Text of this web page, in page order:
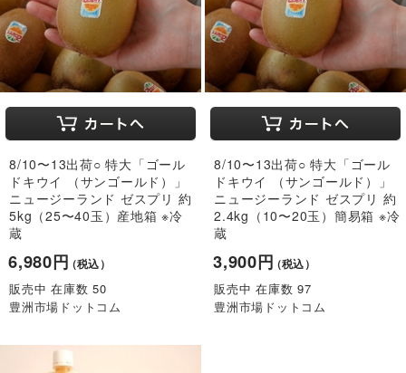
8/10〜13出荷○ 特大「ゴール
ドキウイ （サンゴールド）」
ニュージーランド ゼスプリ 約
5kg（25〜40玉）産地箱 ※冷
蔵
6,980円（税込）
販売中 在庫数 50
豊洲市場ドットコム
8/10〜13出荷○ 特大「ゴール
ドキウイ （サンゴールド）」
ニュージーランド ゼスプリ 約
2.4kg（10〜20玉）簡易箱 ※冷
蔵
3,900円（税込）
販売中 在庫数 97
豊洲市場ドットコム